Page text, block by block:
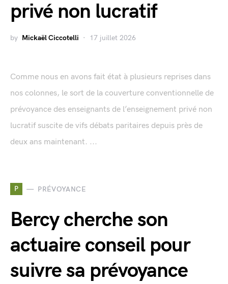
privé non lucratif
by Mickaël Ciccotelli 17 juillet 2026
Comme nous en avons fait état à plusieurs reprises dans
nos colonnes, le sort de la couverture conventionnelle de
prévoyance des enseignants de l’enseignement privé non
lucratif suscite de vifs débats paritaires depuis près de
deux ans maintenant. ...
P PRÉVOYANCE
Bercy cherche son
actuaire conseil pour
suivre sa prévoyance